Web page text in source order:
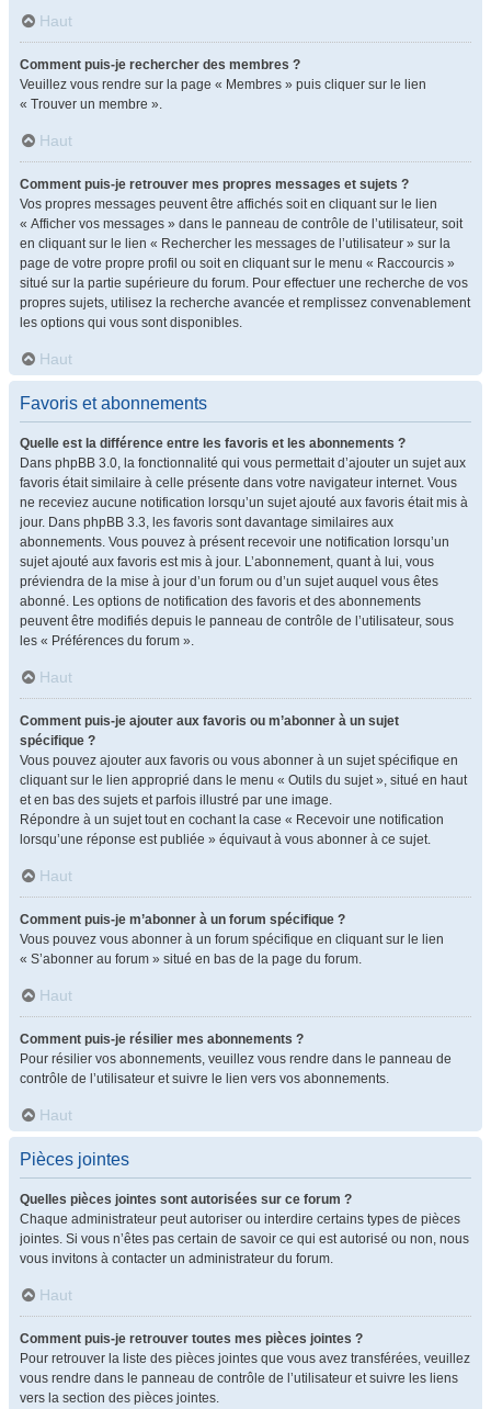
Haut
Comment puis-je rechercher des membres ?
Veuillez vous rendre sur la page « Membres » puis cliquer sur le lien
« Trouver un membre ».
Haut
Comment puis-je retrouver mes propres messages et sujets ?
Vos propres messages peuvent être affichés soit en cliquant sur le lien
« Afficher vos messages » dans le panneau de contrôle de l’utilisateur, soit
en cliquant sur le lien « Rechercher les messages de l’utilisateur » sur la
page de votre propre profil ou soit en cliquant sur le menu « Raccourcis »
situé sur la partie supérieure du forum. Pour effectuer une recherche de vos
propres sujets, utilisez la recherche avancée et remplissez convenablement
les options qui vous sont disponibles.
Haut
Favoris et abonnements
Quelle est la différence entre les favoris et les abonnements ?
Dans phpBB 3.0, la fonctionnalité qui vous permettait d’ajouter un sujet aux
favoris était similaire à celle présente dans votre navigateur internet. Vous
ne receviez aucune notification lorsqu’un sujet ajouté aux favoris était mis à
jour. Dans phpBB 3.3, les favoris sont davantage similaires aux
abonnements. Vous pouvez à présent recevoir une notification lorsqu’un
sujet ajouté aux favoris est mis à jour. L’abonnement, quant à lui, vous
préviendra de la mise à jour d’un forum ou d’un sujet auquel vous êtes
abonné. Les options de notification des favoris et des abonnements
peuvent être modifiés depuis le panneau de contrôle de l’utilisateur, sous
les « Préférences du forum ».
Haut
Comment puis-je ajouter aux favoris ou m’abonner à un sujet
spécifique ?
Vous pouvez ajouter aux favoris ou vous abonner à un sujet spécifique en
cliquant sur le lien approprié dans le menu « Outils du sujet », situé en haut
et en bas des sujets et parfois illustré par une image.
Répondre à un sujet tout en cochant la case « Recevoir une notification
lorsqu’une réponse est publiée » équivaut à vous abonner à ce sujet.
Haut
Comment puis-je m’abonner à un forum spécifique ?
Vous pouvez vous abonner à un forum spécifique en cliquant sur le lien
« S’abonner au forum » situé en bas de la page du forum.
Haut
Comment puis-je résilier mes abonnements ?
Pour résilier vos abonnements, veuillez vous rendre dans le panneau de
contrôle de l’utilisateur et suivre le lien vers vos abonnements.
Haut
Pièces jointes
Quelles pièces jointes sont autorisées sur ce forum ?
Chaque administrateur peut autoriser ou interdire certains types de pièces
jointes. Si vous n’êtes pas certain de savoir ce qui est autorisé ou non, nous
vous invitons à contacter un administrateur du forum.
Haut
Comment puis-je retrouver toutes mes pièces jointes ?
Pour retrouver la liste des pièces jointes que vous avez transférées, veuillez
vous rendre dans le panneau de contrôle de l’utilisateur et suivre les liens
vers la section des pièces jointes.